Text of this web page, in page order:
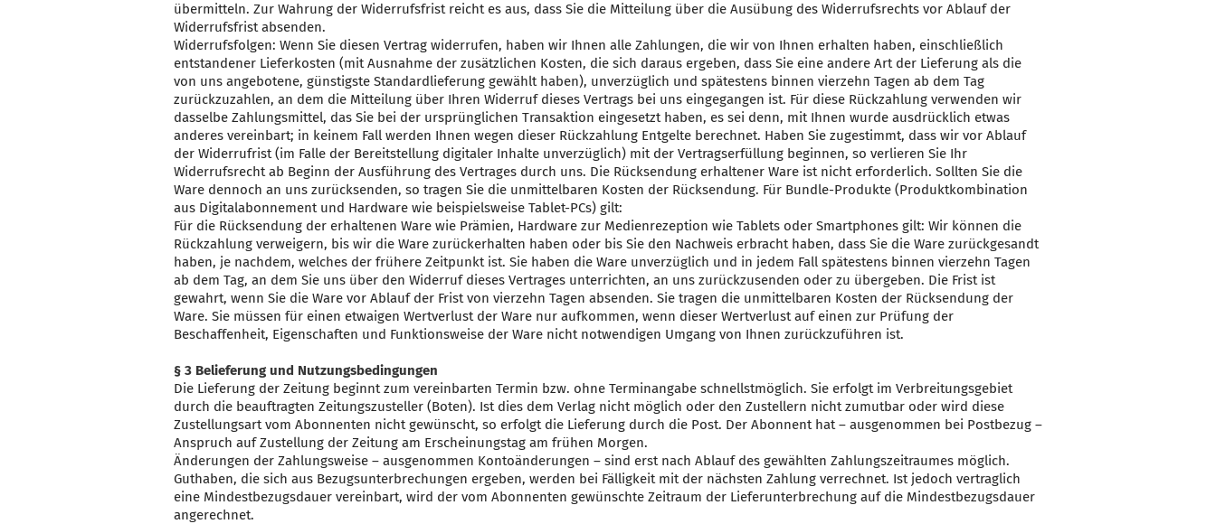
übermitteln. Zur Wahrung der Widerrufsfrist reicht es aus, dass Sie die Mitteilung über die Ausübung des Widerrufsrechts vor Ablauf der
Widerrufsfrist absenden.
Widerrufsfolgen: Wenn Sie diesen Vertrag widerrufen, haben wir Ihnen alle Zahlungen, die wir von Ihnen erhalten haben, einschließlich
entstandener Lieferkosten (mit Ausnahme der zusätzlichen Kosten, die sich daraus ergeben, dass Sie eine andere Art der Lieferung als die
von uns angebotene, günstigste Standardlieferung gewählt haben), unverzüglich und spätestens binnen vierzehn Tagen ab dem Tag
zurückzuzahlen, an dem die Mitteilung über Ihren Widerruf dieses Vertrags bei uns eingegangen ist. Für diese Rückzahlung verwenden wir
dasselbe Zahlungsmittel, das Sie bei der ursprünglichen Transaktion eingesetzt haben, es sei denn, mit Ihnen wurde ausdrücklich etwas
anderes vereinbart; in keinem Fall werden Ihnen wegen dieser Rückzahlung Entgelte berechnet. Haben Sie zugestimmt, dass wir vor Ablauf
der Widerrufrist (im Falle der Bereitstellung digitaler Inhalte unverzüglich) mit der Vertragserfüllung beginnen, so verlieren Sie Ihr
Widerrufsrecht ab Beginn der Ausführung des Vertrages durch uns. Die Rücksendung erhaltener Ware ist nicht erforderlich. Sollten Sie die
Ware dennoch an uns zurücksenden, so tragen Sie die unmittelbaren Kosten der Rücksendung. Für Bundle-Produkte (Produktkombination
aus Digitalabonnement und Hardware wie beispielsweise Tablet-PCs) gilt:
Für die Rücksendung der erhaltenen Ware wie Prämien, Hardware zur Medienrezeption wie Tablets oder Smartphones gilt: Wir können die
Rückzahlung verweigern, bis wir die Ware zurückerhalten haben oder bis Sie den Nachweis erbracht haben, dass Sie die Ware zurückgesandt
haben, je nachdem, welches der frühere Zeitpunkt ist. Sie haben die Ware unverzüglich und in jedem Fall spätestens binnen vierzehn Tagen
ab dem Tag, an dem Sie uns über den Widerruf dieses Vertrages unterrichten, an uns zurückzusenden oder zu übergeben. Die Frist ist
gewahrt, wenn Sie die Ware vor Ablauf der Frist von vierzehn Tagen absenden. Sie tragen die unmittelbaren Kosten der Rücksendung der
Ware. Sie müssen für einen etwaigen Wertverlust der Ware nur aufkommen, wenn dieser Wertverlust auf einen zur Prüfung der
Beschaffenheit, Eigenschaften und Funktionsweise der Ware nicht notwendigen Umgang von Ihnen zurückzuführen ist.
§ 3 Belieferung und Nutzungsbedingungen
Die Lieferung der Zeitung beginnt zum vereinbarten Termin bzw. ohne Terminangabe schnellstmöglich. Sie erfolgt im Verbreitungsgebiet
durch die beauftragten Zeitungszusteller (Boten). Ist dies dem Verlag nicht möglich oder den Zustellern nicht zumutbar oder wird diese
Zustellungsart vom Abonnenten nicht gewünscht, so erfolgt die Lieferung durch die Post. Der Abonnent hat – ausgenommen bei Postbezug –
Anspruch auf Zustellung der Zeitung am Erscheinungstag am frühen Morgen.
Änderungen der Zahlungsweise – ausgenommen Kontoänderungen – sind erst nach Ablauf des gewählten Zahlungszeitraumes möglich.
Guthaben, die sich aus Bezugsunterbrechungen ergeben, werden bei Fälligkeit mit der nächsten Zahlung verrechnet. Ist jedoch vertraglich
eine Mindestbezugsdauer vereinbart, wird der vom Abonnenten gewünschte Zeitraum der Lieferunterbrechung auf die Mindestbezugsdauer
angerechnet.